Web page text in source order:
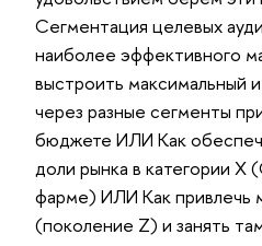
Сегментация целевых
наиболее эффективного
выстроить максимальный
через разные сегменты
бюджете ИЛИ Как
доли рынка в категории X
фарме) ИЛИ Как привлечь
(поколение Z) и занять